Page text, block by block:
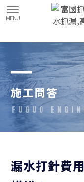
施工問答
漏水打針費